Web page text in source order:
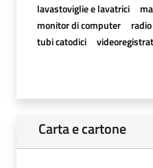
lavastoviglie e lavatrici
monitor di computer
radio
tubi catodici
Carta e cartone